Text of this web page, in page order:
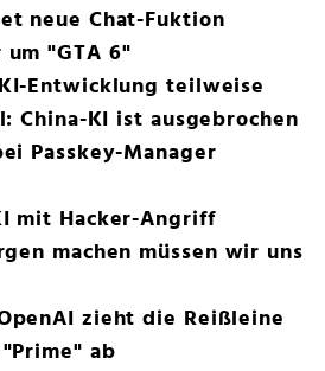
neue Chat-Fuktion
"GTA 6"
Entwicklung teilweise
China-KI ist ausgebrochen
Passkey-Manager
mit Hacker-Angriff
machen müssen wir uns
zieht die Reißleine
ab